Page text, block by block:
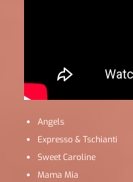
Angels
Expresso & Tschianti
Sweet Caroline
Mama Mia